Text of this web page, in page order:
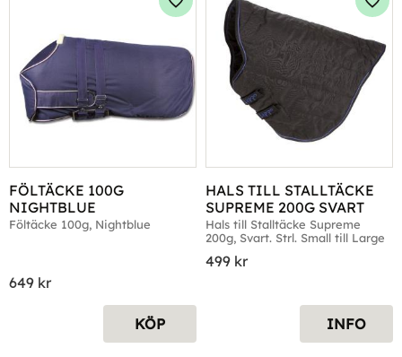
FÖLTÄCKE 100G
NIGHTBLUE
Föltäcke 100g, Nightblue
649 kr
Lägg till i favoriter
KÖP
HALS TILL STALLTÄCKE
SUPREME 200G SVART
Hals till Stalltäcke Supreme
200g, Svart. Strl. Small till Large
499 kr
INFO